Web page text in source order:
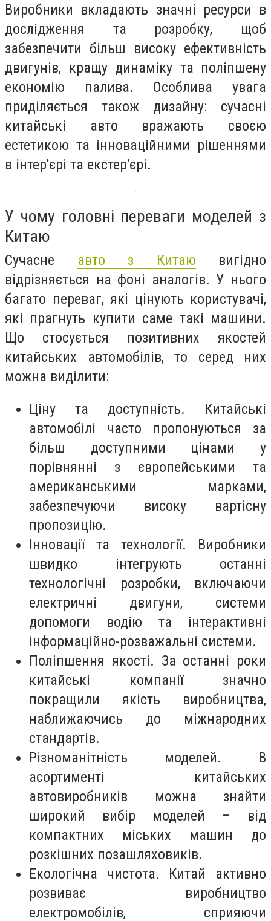
Виробники вкладають значні ресурси в
дослідження та розробку, щоб
забезпечити більш високу ефективність
двигунів, кращу динаміку та поліпшену
економію палива. Особлива увага
приділяється також дизайну: сучасні
китайські авто вражають своєю
естетикою та інноваційними рішеннями
в інтер'єрі та екстер'єрі.
У чому головні переваги моделей з
Китаю
Сучасне авто з Китаю вигідно
відрізняється на фоні аналогів. У нього
багато переваг, які цінують користувачі,
які прагнуть купити саме такі машини.
Що стосується позитивних якостей
китайських автомобілів, то серед них
можна виділити:
Ціну та доступність. Китайські
автомобілі часто пропонуються за
більш доступними цінами у
порівнянні з європейськими та
американськими марками,
забезпечуючи високу вартісну
пропозицію.
Інновації та технології. Виробники
швидко інтегрують останні
технологічні розробки, включаючи
електричні двигуни, системи
допомоги водію та інтерактивні
інформаційно-розважальні системи.
Поліпшення якості. За останні роки
китайські компанії значно
покращили якість виробництва,
наближаючись до міжнародних
стандартів.
Різноманітність моделей. В
асортименті китайських
автовиробників можна знайти
широкий вибір моделей – від
компактних міських машин до
розкішних позашляховиків.
Екологічна чистота. Китай активно
розвиває виробництво
електромобілів, сприяючи